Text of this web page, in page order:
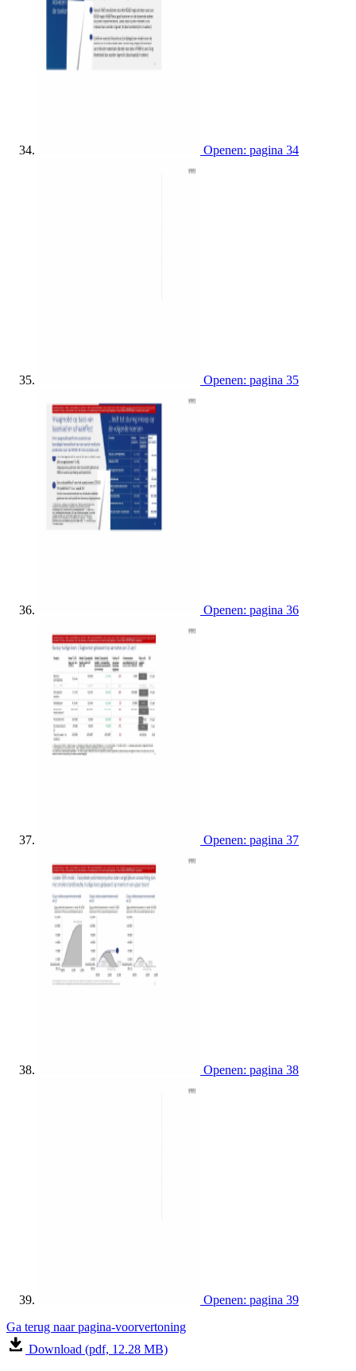
Openen: pagina 34
Openen: pagina 35
Openen: pagina 36
Openen: pagina 37
Openen: pagina 38
Openen: pagina 39
Ga terug naar pagina-voorvertoning
Download (pdf, 12.28 MB)